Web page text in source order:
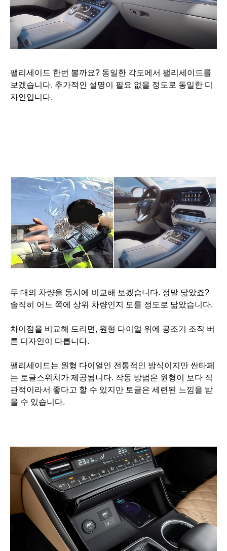
팰리세이드 한번 볼까요? 동일한 각도에서 팰리세이드를
보겠습니다. 추가적인 설명이 필요 없을 정도로 동일한 디
자인입니다.
두 대의 차량을 동시에 비교해 보겠습니다. 정말 닮았죠?
솔직히 어느 쪽에 상위 차량인지 모를 정도로 닮았습니다.
차이점을 비교해 드리면, 원형 다이얼 위에 공조기 조작 버
튼 디자인이 다릅니다.
팰리세이드는 원형 다이얼인 전통적인 방식이지만 싼타페
는 토글스위치가 제공됩니다. 작동 방법은 원형이 보다 직
관적이라서 좋다고 할 수 있지만 토글은 세련된 느낌을 받
을 수 있습니다.